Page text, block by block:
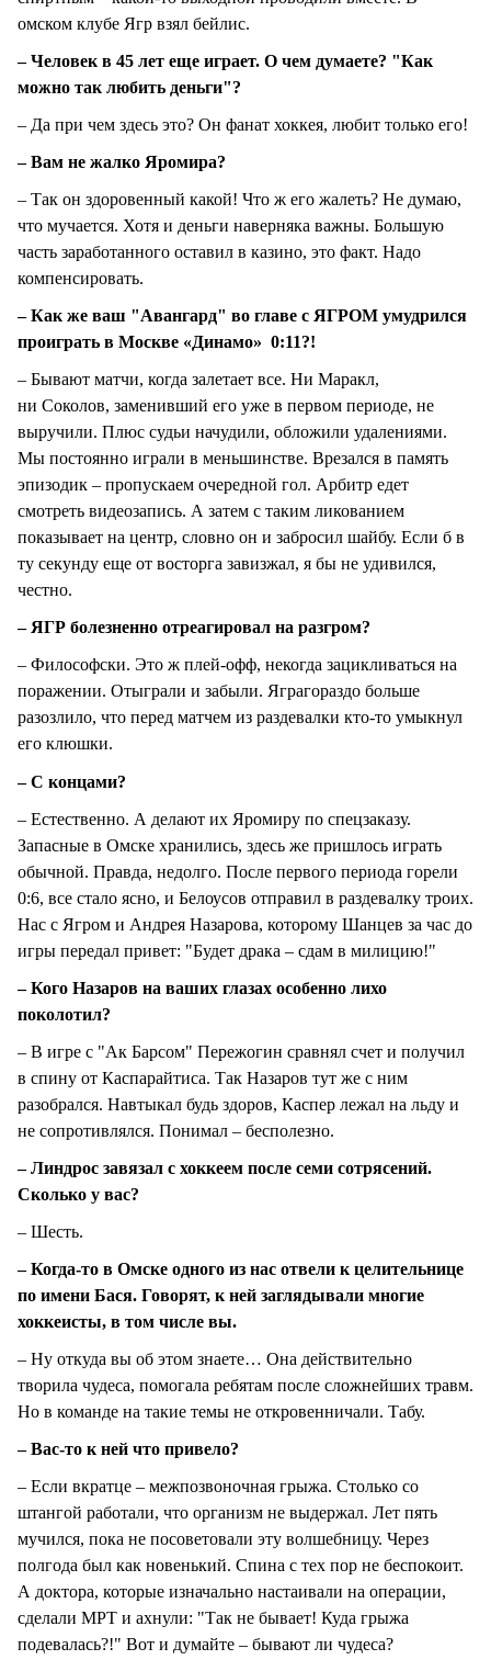
омском клубе Ягр взял бейлис.
– Человек в 45 лет еще играет. О чем думаете? "Как
можно так любить деньги"?
– Да при чем здесь это? Он фанат хоккея, любит только его!
– Вам не жалко Яромира?
– Так он здоровенный какой! Что ж его жалеть? Не думаю,
что мучается. Хотя и деньги наверняка важны. Большую
часть заработанного оставил в казино, это факт. Надо
компенсировать.
– Как же ваш "Авангард" во главе с ЯГРОМ умудрился
проиграть в Москве «Динамо» 0:11?!
– Бывают матчи, когда залетает все. Ни Маракл,
ни Соколов, заменивший его уже в первом периоде, не
выручили. Плюс судьи начудили, обложили удалениями.
Мы постоянно играли в меньшинстве. Врезался в память
эпизодик – пропускаем очередной гол. Арбитр едет
смотреть видеозапись. А затем с таким ликованием
показывает на центр, словно он и забросил шайбу. Если б в
ту секунду еще от восторга завизжал, я бы не удивился,
честно.
– ЯГР болезненно отреагировал на разгром?
– Философски. Это ж плей-офф, некогда зацикливаться на
поражении. Отыграли и забыли. Яграгораздо больше
разозлило, что перед матчем из раздевалки кто-то умыкнул
его клюшки.
– С концами?
– Естественно. А делают их Яромиру по спецзаказу.
Запасные в Омске хранились, здесь же пришлось играть
обычной. Правда, недолго. После первого периода горели
0:6, все стало ясно, и Белоусов отправил в раздевалку троих.
Нас с Ягром и Андрея Назарова, которому Шанцев за час до
игры передал привет: "Будет драка – сдам в милицию!"
– Кого Назаров на ваших глазах особенно лихо
поколотил?
– В игре с "Ак Барсом" Пережогин сравнял счет и получил
в спину от Каспарайтиса. Так Назаров тут же с ним
разобрался. Навтыкал будь здоров, Каспер лежал на льду и
не сопротивлялся. Понимал – бесполезно.
– Линдрос завязал с хоккеем после семи сотрясений.
Сколько у вас?
– Шесть.
– Когда-то в Омске одного из нас отвели к целительнице
по имени Бася. Говорят, к ней заглядывали многие
хоккеисты, в том числе вы.
– Ну откуда вы об этом знаете… Она действительно
творила чудеса, помогала ребятам после сложнейших травм.
Но в команде на такие темы не откровенничали. Табу.
– Вас-то к ней что привело?
– Если вкратце – межпозвоночная грыжа. Столько со
штангой работали, что организм не выдержал. Лет пять
мучился, пока не посоветовали эту волшебницу. Через
полгода был как новенький. Спина с тех пор не беспокоит.
А доктора, которые изначально настаивали на операции,
сделали МРТ и ахнули: "Так не бывает! Куда грыжа
подевалась?!" Вот и думайте – бывают ли чудеса?